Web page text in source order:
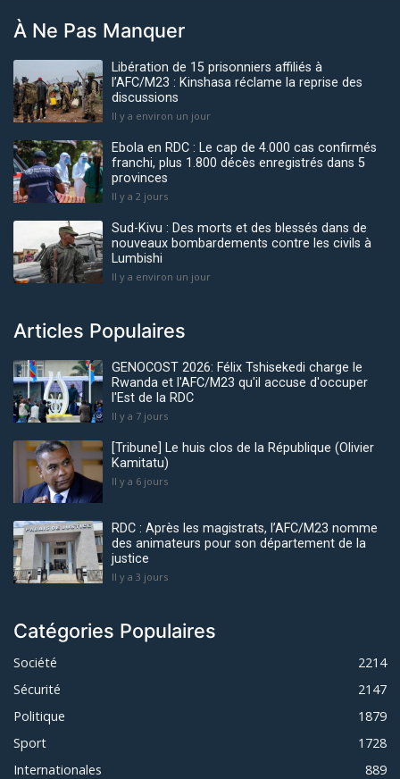
À Ne Pas Manquer
Libération de 15 prisonniers affiliés à
l’AFC/M23 : Kinshasa réclame la reprise des
discussions
Il y a environ un jour
Ebola en RDC : Le cap de 4.000 cas confirmés
franchi, plus 1.800 décès enregistrés dans 5
provinces
Il y a 2 jours
Sud-Kivu : Des morts et des blessés dans de
nouveaux bombardements contre les civils à
Lumbishi
Il y a environ un jour
Articles Populaires
GENOCOST 2026: Félix Tshisekedi charge le
Rwanda et l'AFC/M23 qu'il accuse d'occuper
l'Est de la RDC
Il y a 7 jours
[Tribune] Le huis clos de la République (Olivier
Kamitatu)
Il y a 6 jours
RDC : Après les magistrats, l’AFC/M23 nomme
des animateurs pour son département de la
justice
Il y a 3 jours
Catégories Populaires
Société
2214
Sécurité
2147
Politique
1879
Sport
1728
Internationales
889